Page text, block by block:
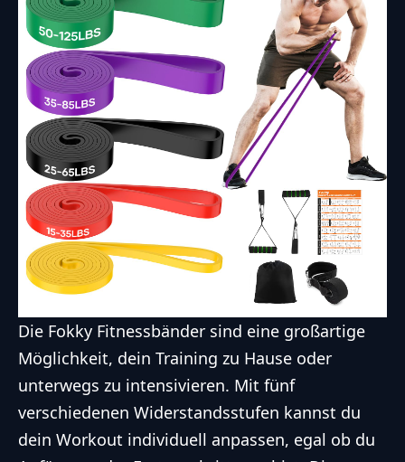
Die Fokky Fitnessbänder sind eine großartige
Möglichkeit, dein Training zu Hause oder
unterwegs zu intensivieren. Mit fünf
verschiedenen Widerstandsstufen kannst du
dein Workout individuell anpassen, egal ob du